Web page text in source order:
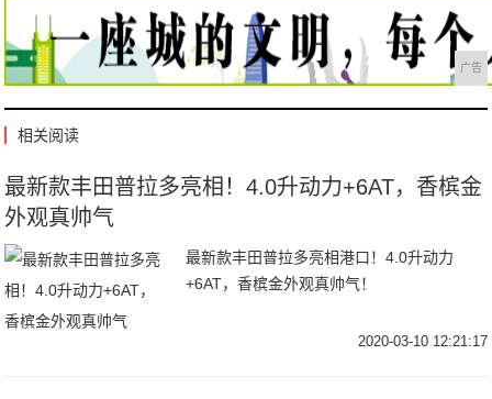
广告
相关阅读
最新款丰田普拉多亮相！4.0升动力+6AT，香槟金
外观真帅气
最新款丰田普拉多亮相港口！4.0升动力
+6AT，香槟金外观真帅气！
2020-03-10 12:21:17